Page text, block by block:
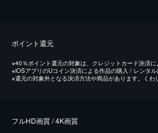
ポイント還元
※40％ポイント還元の対象は、クレジットカード決済に
※iOSアプリのUコイン決済による作品の購入 / レンタル
※還元の対象外となる決済方法や商品があります。くわ
フルHD画質 / 4K画質